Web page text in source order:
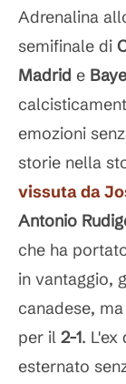
Adrenalina
semifinale di
Madrid e
emozioni
storie nella
vissuta da
Antonio
che ha
in vantaggio,
canadese,
per il 2-1. L'ex
esternato